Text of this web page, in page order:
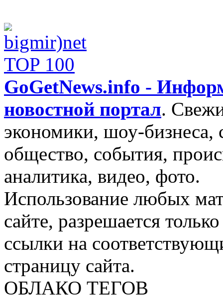
GoGetNews.info -
новостной портал.
экономики, шоу-бизнеса,
общество, события,
аналитика, видео, фото.
Использование любых
сайте, разрешается
ссылки на
страницу сайта.
ОБЛАКО ТЕГОВ